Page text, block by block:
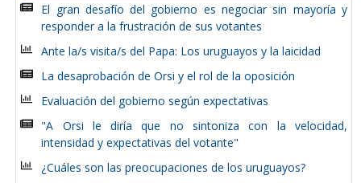
El gran desafío del gobierno es negociar sin mayoría y
responder a la frustración de sus votantes
Ante la/s visita/s del Papa: Los uruguayos y la laicidad
La desaprobación de Orsi y el rol de la oposición
Evaluación del gobierno según expectativas
"A Orsi le diría que no sintoniza con la velocidad,
intensidad y expectativas del votante"
¿Cuáles son las preocupaciones de los uruguayos?